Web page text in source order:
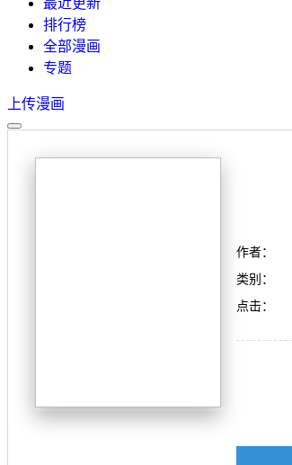
最近更新
排行榜
全部漫画
专题
上传漫画
作者：
类别：
点击：